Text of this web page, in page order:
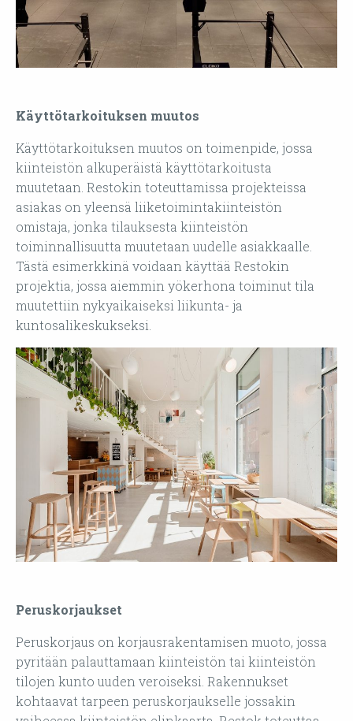
Käyttötarkoituksen muutos
Käyttötarkoituksen muutos on toimenpide, jossa
kiinteistön alkuperäistä käyttötarkoitusta
muutetaan. Restokin toteuttamissa projekteissa
asiakas on yleensä liiketoimintakiinteistön
omistaja, jonka tilauksesta kiinteistön
toiminnallisuutta muutetaan uudelle asiakkaalle.
Tästä esimerkkinä voidaan käyttää Restokin
projektia, jossa aiemmin yökerhona toiminut tila
muutettiin nykyaikaiseksi liikunta- ja
kuntosalikeskukseksi.
Peruskorjaukset
Peruskorjaus on korjausrakentamisen muoto, jossa
pyritään palauttamaan kiinteistön tai kiinteistön
tilojen kunto uuden veroiseksi. Rakennukset
kohtaavat tarpeen peruskorjaukselle jossakin